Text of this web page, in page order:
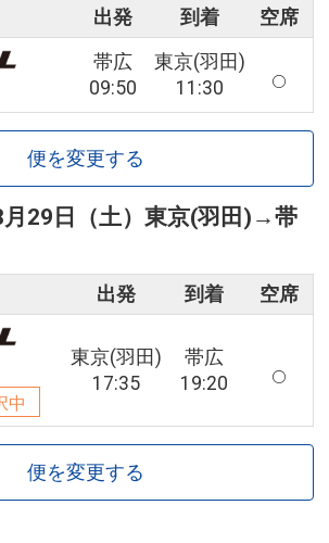
出発 到着 空席
帯広
09:50
東京(羽田)
11:30
便を変更する
29日（土） 東京(羽田) →帯
出発 到着 空席
中
東京(羽田)
17:35
帯広
19:20
便を変更する